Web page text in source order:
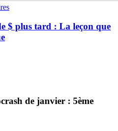
$ plus tard : La leçon que
de janvier : 5ème